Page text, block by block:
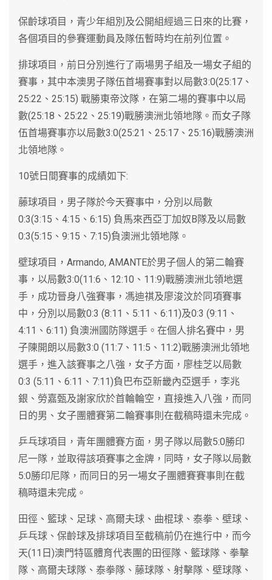
保齡球項目，青少年組別及公開組經過三日來的比賽，
各個項目的參賽運動員及隊伍暫時均在前列位置。
排球項目，前日分別進行了兩場男子組及一場女子組的
賽事，其中本澳男子隊伍首場賽事對以局數3:0(25:17、
25:22、25:15) 戰勝東帝汶隊，在第二場的賽事中以局
數(25:18、25:22、25:19)戰勝澳洲北領地隊。而女子隊
伍首場賽事亦以局數3:0(25:21、25:17、25:16)戰勝澳洲
北領地隊。
10號日間賽事的成績如下:
藤球項目，男子隊於今天賽事中，分別以局數
0:3(3:15、4:15、6:15) 負馬來西亞丁加奴B隊及以局數
0:3(5:15、9:15、7:15)負澳洲北領地隊。
壁球項目，Armando, AMANTE於男子個人的第二輪賽
事，以局數3:0(11:6、12:10、11:9)戰勝澳洲北領地選
手，成功晉身八強賽事，馮迪祺及廖浚汶於同項賽事
中，分別以局數0:3 (8:11、5:11、6:11)及0:3 (9:11、
4:11、6:11) 負澳洲國防隊選手。在個人排名賽中，男
子陳開朗以局數3:0 (11:7、11:5、11:2)戰勝澳洲北領地
選手，進入該賽事之八強，女子方面，廖桂芝以局數
0:3 (5:11、6:11、7:11)負巴布亞新畿內亞選手，李兆
銀、勞嘉甄及謝家欣於首輪輪空，直接進入八強，而同
日的男、女子團體賽第二輪賽事則在截稿時還未完成。
乒乓球項目，青年團體賽方面，男子隊以局數5:0勝印
尼一隊，並取得該項賽事之金牌，同時，女子隊以局數
5:0勝印尼隊，而同日的另一場女子團體賽賽事則在截
稿時還未完成。
田徑、籃球、足球、高爾夫球、曲棍球、泰拳、壁球、
乒乓球、保齡球及排球項目至截稿前仍在進行中，而今
天(11日)澳門特區體育代表團的田徑隊、籃球隊、拳擊
隊、高爾夫球隊、泰拳隊、藤球隊、射擊隊、壁球隊、